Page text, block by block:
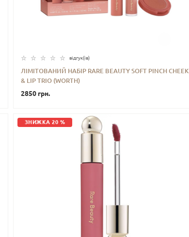
відгук(iв)
ЛІМІТОВАНИЙ НАБІР RARE BEAUTY SOFT PINCH CHEEK
& LIP TRIO (WORTH)
2850 грн.
ЗНИЖКА 20 %